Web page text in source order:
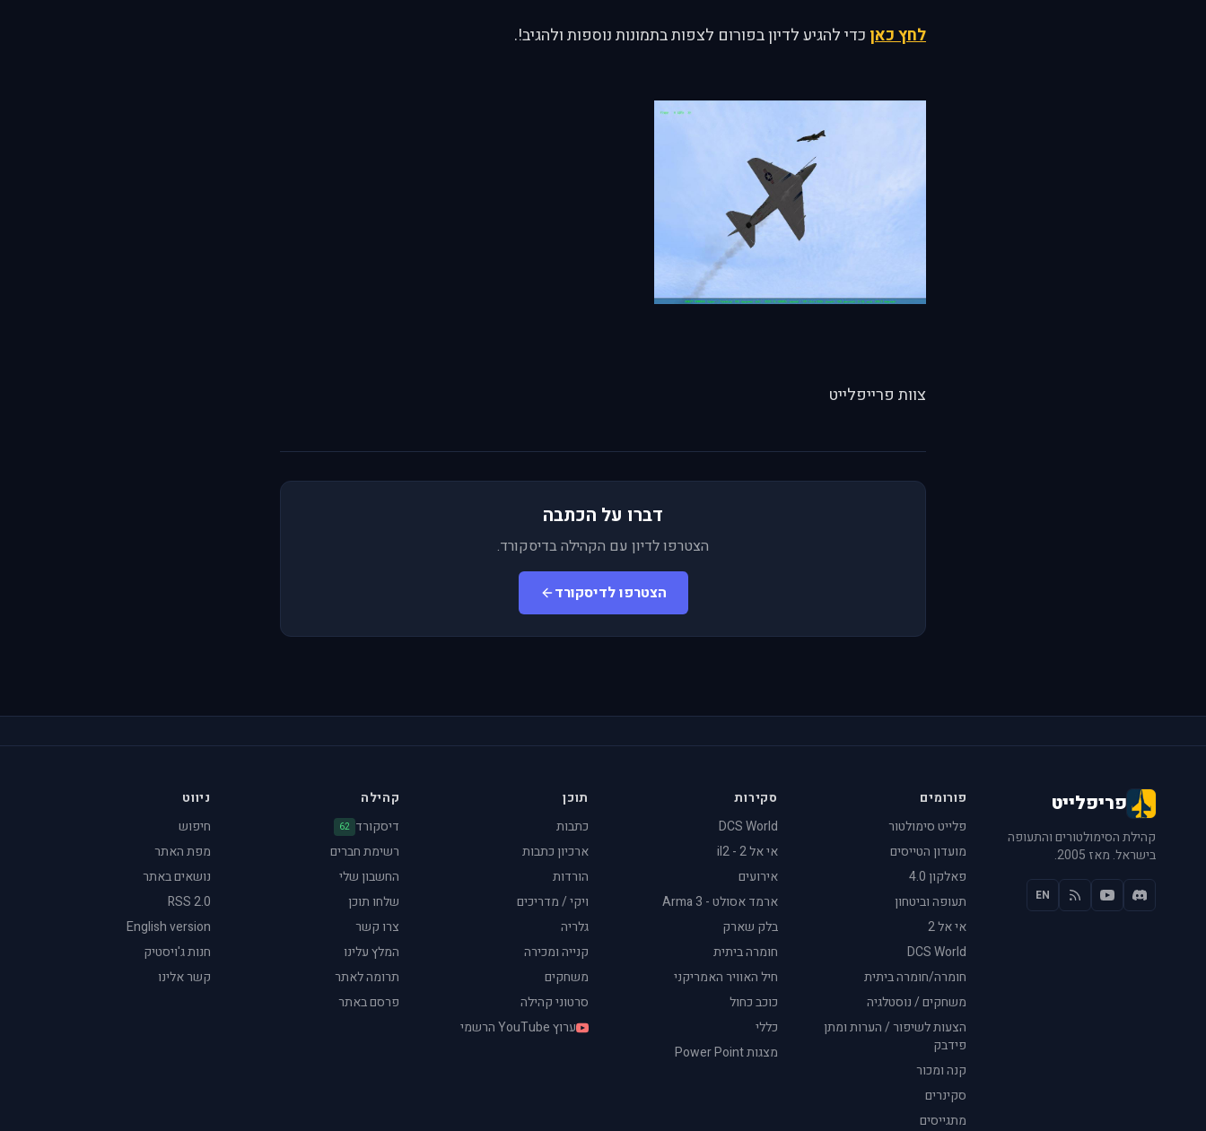
לחץ כאן כדי להגיע לדיון בפורום לצפות בתמונות נוספות ולהגיב!.
צוות פרייפלייט
דברו על הכתבה
הצטרפו לדיון עם הקהילה בדיסקורד.
הצטרפו לדיסקורד
פריפלייט
קהילת הסימולטורים והתעופה
בישראל. מאז 2005.
EN
פורומים
פלייט סימולטור
מועדון הטייסים
פאלקון 4.0
תעופה וביטחון
אי אל 2
DCS World
חומרה/חומרה ביתית
משחקים / נוסטלגיה
הצעות לשיפור / הערות ומתן
פידבק
קנה ומכור
סקינרים
מתגייסים
סקירות
DCS World
אי אל 2 - il2
אירועים
ארמד אסולט - Arma 3
בלק שארק
חומרה ביתית
חיל האוויר האמריקני
כוכב כחול
כללי
מצגות Power Point
תוכן
כתבות
ארכיון כתבות
הורדות
ויקי / מדריכים
גלריה
קנייה ומכירה
משחקים
סרטוני קהילה
ערוץ YouTube הרשמי
קהילה
דיסקורד 62
רשימת חברים
החשבון שלי
שלחו תוכן
צרו קשר
המלץ עלינו
תרומה לאתר
פרסם באתר
ניווט
חיפוש
מפת האתר
נושאים באתר
RSS 2.0
English version
חנות ג'ויסטיק
קשר אלינו